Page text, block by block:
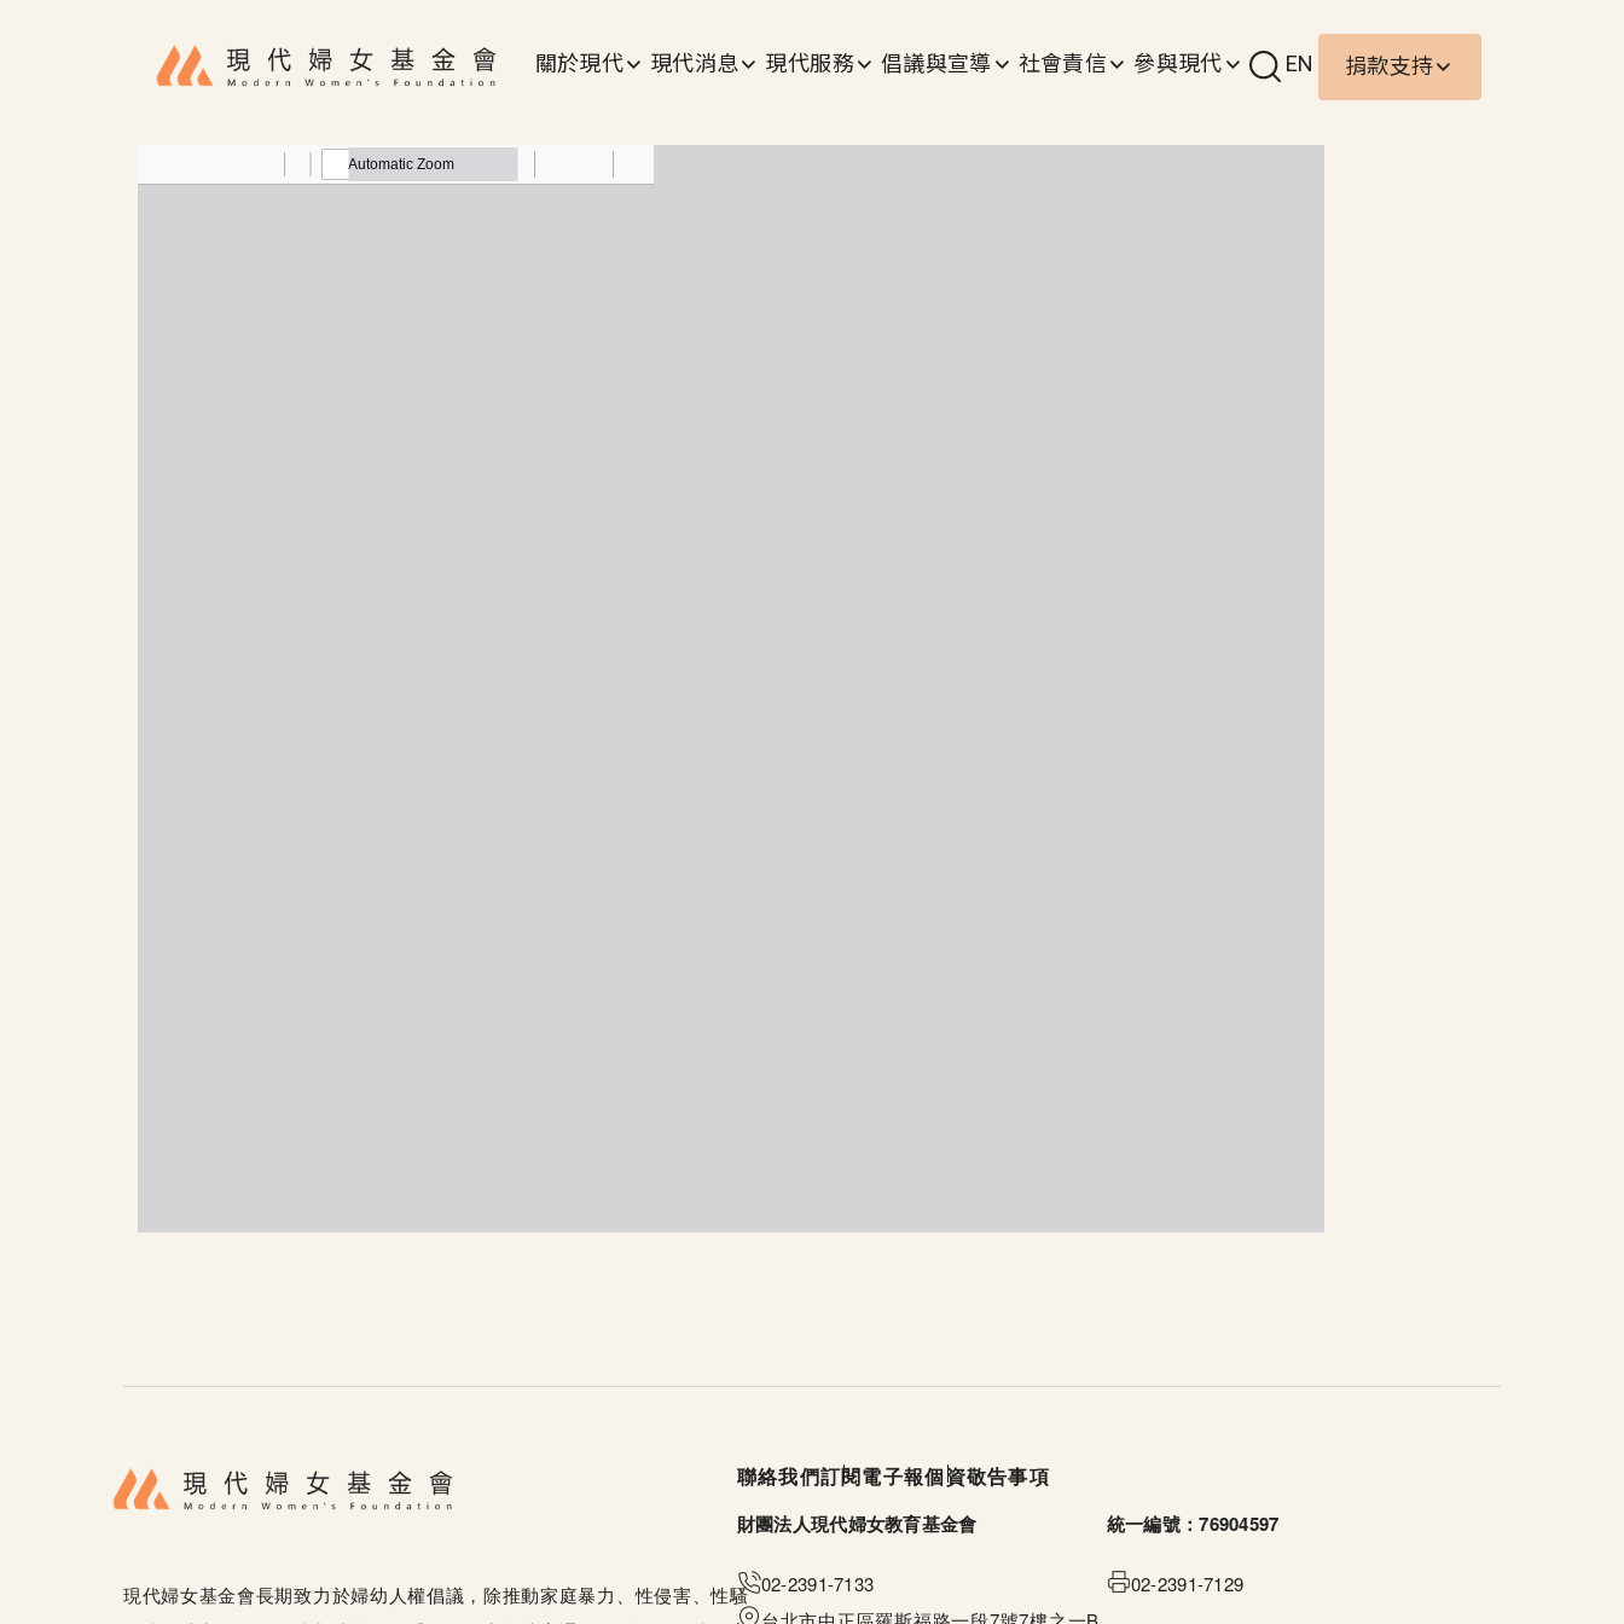
主選單
關於現代 現代消息 現代服務 倡議與宣導 社會責信 參與現代 EN 捐款支持
現代婦女基金會長期致力於婦幼人權倡議，除推動家庭暴力、性侵害、性騷
聯絡我們訂閱電子報個資敬告事項
財團法人現代婦女教育基金會 統一編號：76904597
02-2391-7133
02-2391-7129